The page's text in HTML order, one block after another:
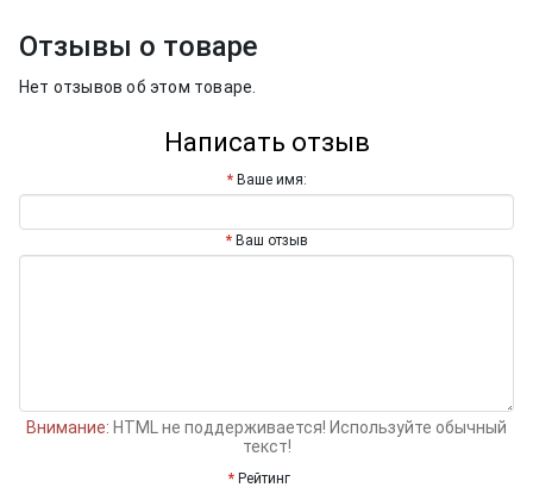
Отзывы о товаре
Нет отзывов об этом товаре.
Написать отзыв
Ваше имя:
Ваш отзыв
Внимание: HTML не поддерживается! Используйте обычный
текст!
Рейтинг